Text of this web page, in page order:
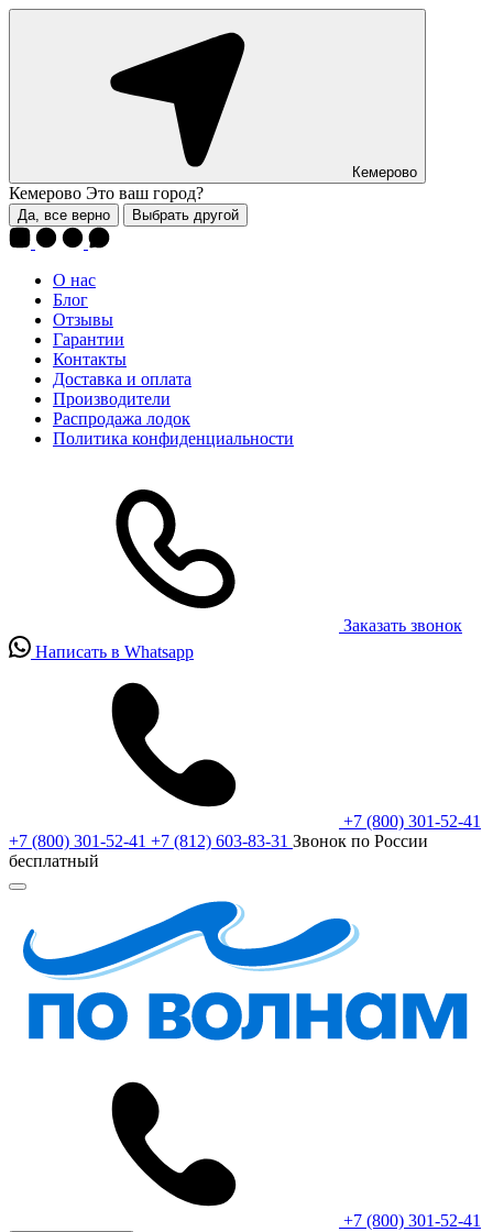
Кемерово
Кемерово Это ваш город?
Да, все верно Выбрать другой
О нас
Блог
Отзывы
Гарантии
Контакты
Доставка и оплата
Производители
Распродажа лодок
Политика конфиденциальности
Заказать звонок
Написать в Whatsapp
+7 (800) 301-52-41
+7 (800) 301-52-41 +7 (812) 603-83-31 Звонок по России
бесплатный
+7 (800) 301-52-41